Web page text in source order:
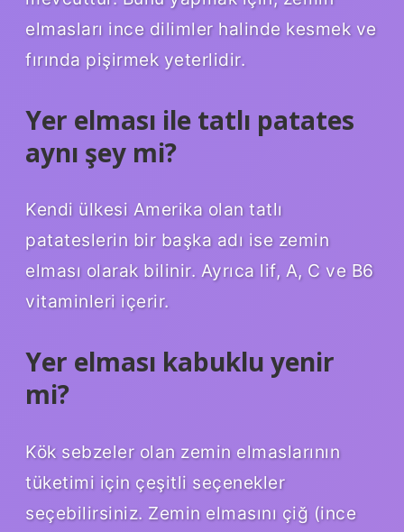
elmasları ince dilimler halinde kesmek ve
fırında pişirmek yeterlidir.
Yer elması ile tatlı patates
aynı şey mi?
Kendi ülkesi Amerika olan tatlı
patateslerin bir başka adı ise zemin
elması olarak bilinir. Ayrıca lif, A, C ve B6
vitaminleri içerir.
Yer elması kabuklu yenir
mi?
Kök sebzeler olan zemin elmaslarının
tüketimi için çeşitli seçenekler
seçebilirsiniz. Zemin elmasını çiğ (ince